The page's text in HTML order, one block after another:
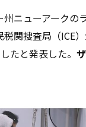
州ニューアークの
税関捜査局（ICE
たと発表した。